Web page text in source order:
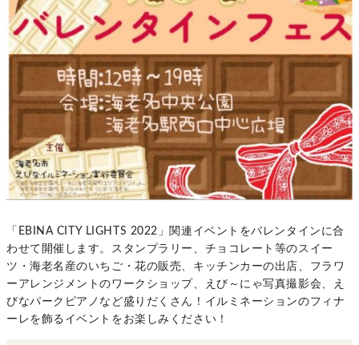
「EBINA CITY LIGHTS 2022」関連イベントをバレンタインに合
わせて開催します。スタンプラリー、チョコレート等のスイー
ツ・海老名産のいちご・花の販売、キッチンカーの出店、フラワ
ーアレンジメントのワークショップ、えび～にゃ写真撮影会、え
びなパークピアノなど盛りだくさん！イルミネーションのフィナ
ーレを飾るイベントをお楽しみください！